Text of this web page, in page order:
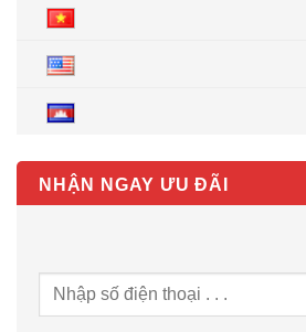
NHẬN NGAY ƯU ĐÃI